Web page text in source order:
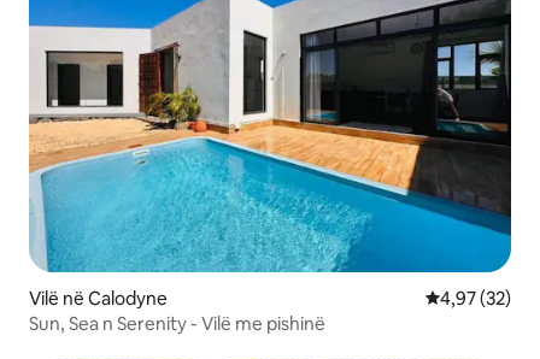
Vilë në Calodyne Vlerësimi
4,97 (32)
Sun, Sea n Serenity - Vilë me pishinë